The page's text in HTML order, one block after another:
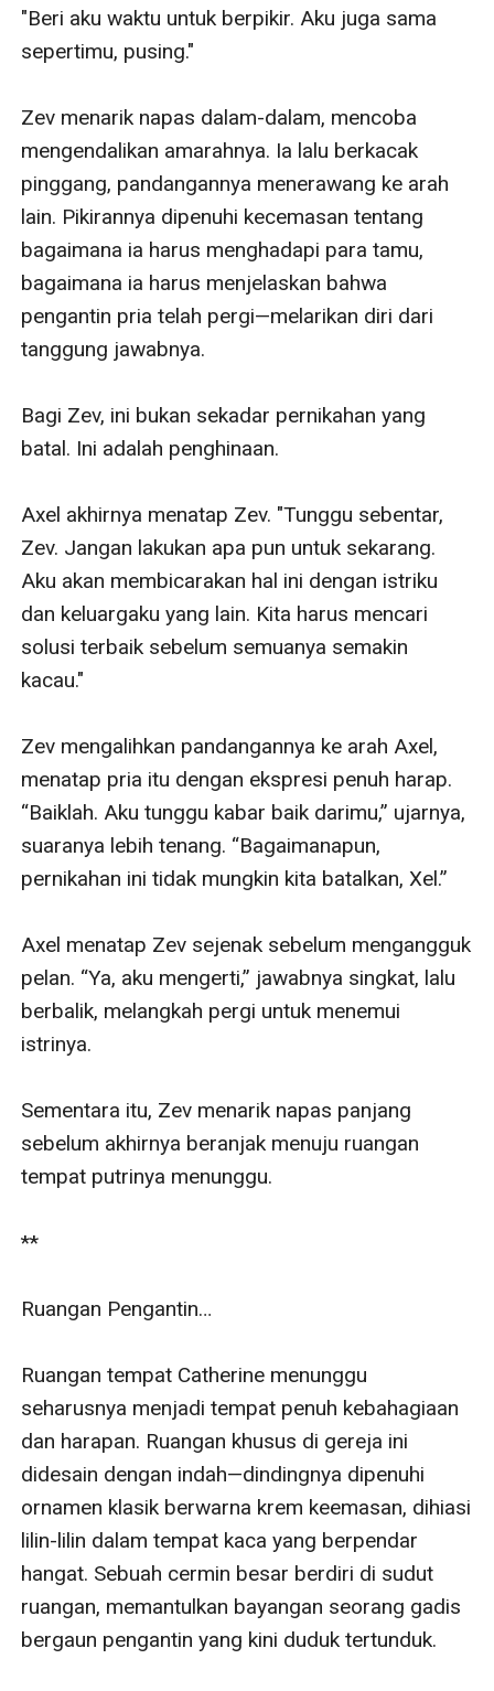
"Beri aku waktu untuk berpikir. Aku juga sama
sepertimu, pusing."
Zev menarik napas dalam-dalam, mencoba
mengendalikan amarahnya. Ia lalu berkacak
pinggang, pandangannya menerawang ke arah
lain. Pikirannya dipenuhi kecemasan tentang
bagaimana ia harus menghadapi para tamu,
bagaimana ia harus menjelaskan bahwa
pengantin pria telah pergi—melarikan diri dari
tanggung jawabnya.
Bagi Zev, ini bukan sekadar pernikahan yang
batal. Ini adalah penghinaan.
Axel akhirnya menatap Zev. "Tunggu sebentar,
Zev. Jangan lakukan apa pun untuk sekarang.
Aku akan membicarakan hal ini dengan istriku
dan keluargaku yang lain. Kita harus mencari
solusi terbaik sebelum semuanya semakin
kacau."
Zev mengalihkan pandangannya ke arah Axel,
menatap pria itu dengan ekspresi penuh harap.
“Baiklah. Aku tunggu kabar baik darimu,” ujarnya,
suaranya lebih tenang. “Bagaimanapun,
pernikahan ini tidak mungkin kita batalkan, Xel.”
Axel menatap Zev sejenak sebelum mengangguk
pelan. “Ya, aku mengerti,” jawabnya singkat, lalu
berbalik, melangkah pergi untuk menemui
istrinya.
Sementara itu, Zev menarik napas panjang
sebelum akhirnya beranjak menuju ruangan
tempat putrinya menunggu.
**
Ruangan Pengantin…
Ruangan tempat Catherine menunggu
seharusnya menjadi tempat penuh kebahagiaan
dan harapan. Ruangan khusus di gereja ini
didesain dengan indah—dindingnya dipenuhi
ornamen klasik berwarna krem keemasan, dihiasi
lilin-lilin dalam tempat kaca yang berpendar
hangat. Sebuah cermin besar berdiri di sudut
ruangan, memantulkan bayangan seorang gadis
bergaun pengantin yang kini duduk tertunduk.